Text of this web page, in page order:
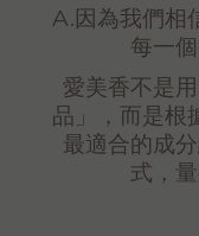
A.因為我們相
每一
愛美香不是
品」，而是根
最適合的成
式，